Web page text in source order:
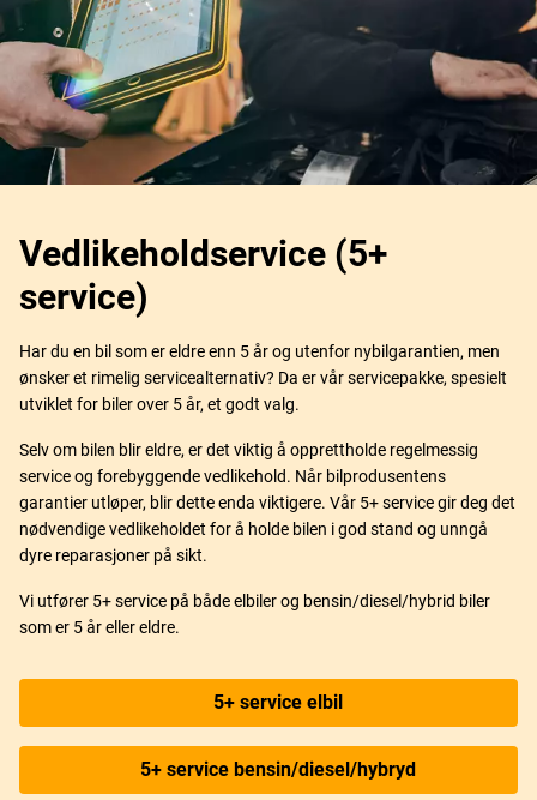
Vedlikeholdservice (5+
service)
Har du en bil som er eldre enn 5 år og utenfor nybilgarantien, men
ønsker et rimelig servicealternativ? Da er vår servicepakke, spesielt
utviklet for biler over 5 år, et godt valg.
Selv om bilen blir eldre, er det viktig å opprettholde regelmessig
service og forebyggende vedlikehold. Når bilprodusentens
garantier utløper, blir dette enda viktigere. Vår 5+ service gir deg det
nødvendige vedlikeholdet for å holde bilen i god stand og unngå
dyre reparasjoner på sikt.
Vi utfører 5+ service på både elbiler og bensin/diesel/hybrid biler
som er 5 år eller eldre.
5+ service elbil
5+ service bensin/diesel/hybryd